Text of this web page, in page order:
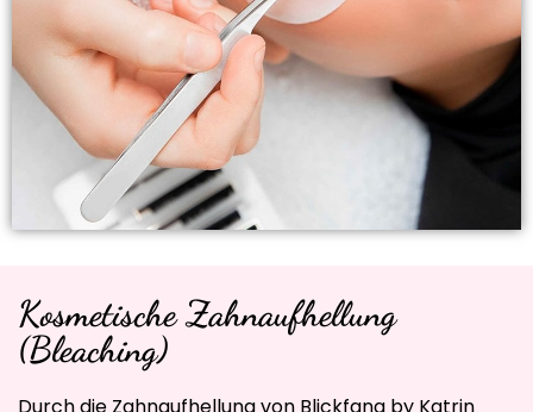
Kosmetische Zahnaufhellung
(Bleaching)